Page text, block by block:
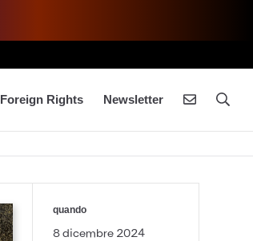
Foreign Rights Newsletter
quando
8 dicembre 2024